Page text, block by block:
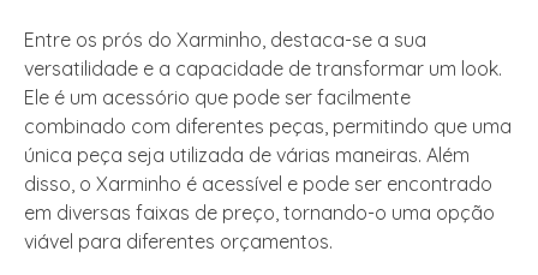
Entre os prós do Xarminho, destaca-se a sua
versatilidade e a capacidade de transformar um look.
Ele é um acessório que pode ser facilmente
combinado com diferentes peças, permitindo que uma
única peça seja utilizada de várias maneiras. Além
disso, o Xarminho é acessível e pode ser encontrado
em diversas faixas de preço, tornando-o uma opção
viável para diferentes orçamentos.